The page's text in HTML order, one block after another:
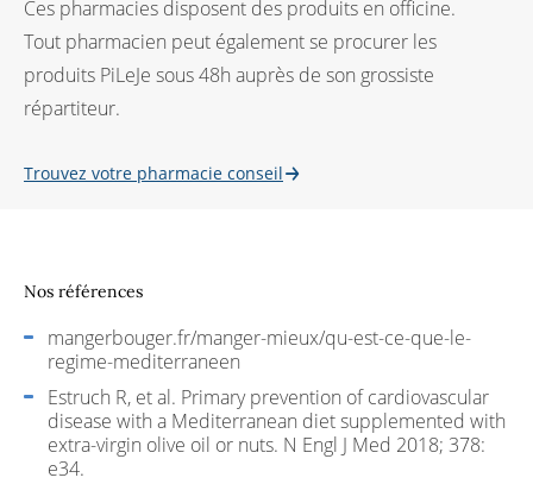
Ces pharmacies disposent des produits en officine.
Tout pharmacien peut également se procurer les
produits PiLeJe sous 48h auprès de son grossiste
répartiteur.
Trouvez votre pharmacie conseil
Nos références
mangerbouger.fr/manger-mieux/qu-est-ce-que-le-
regime-mediterraneen
Estruch R, et al. Primary prevention of cardiovascular
disease with a Mediterranean diet supplemented with
extra-virgin olive oil or nuts. N Engl J Med 2018; 378:
e34.